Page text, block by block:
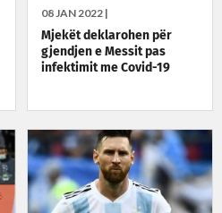
08 JAN 2022 |
Mjekët deklarohen për
gjendjen e Messit pas
infektimit me Covid-19